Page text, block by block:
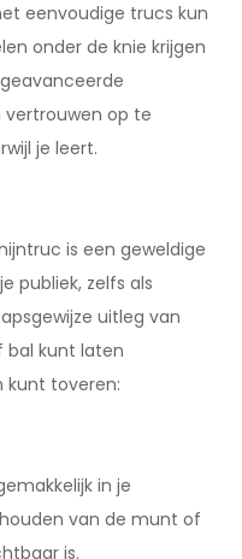
eenvoudige trucs kun
onder de knie krijgen
vertrouwen op te
je leert.
is een geweldige
publiek, zelfs als
uitleg van
bal kunt laten
kunt toveren:
in je
van de munt of
is.